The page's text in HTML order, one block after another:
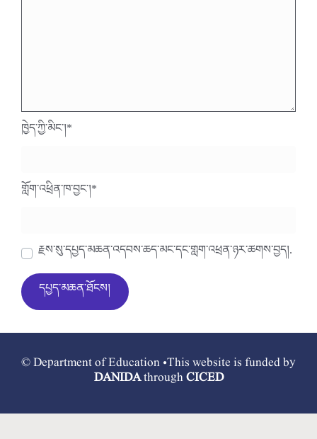
ཁྱེད་ཀྱི་མིང་།*
གློག་འཕྲིན་ཁ་བྱང་།*
རྗེས་སུ་དཔྱད་མཆན་འདེབས་ཆེད་མིང་དང་གློག་འཕྲིན་ཉར་ཚགས་བྱེད།.
© Department of Education •This website is funded by
DANIDAthroughCICED